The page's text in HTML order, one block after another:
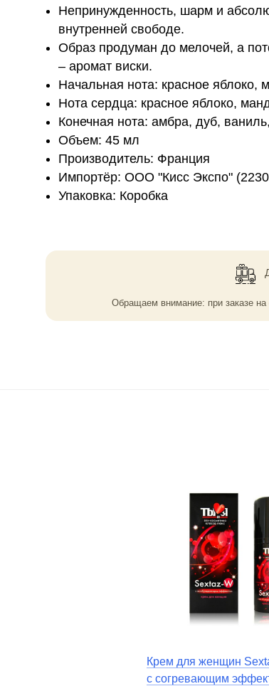
Непринужденность, шарм и
внутренней свободе.
Образ продуман до мелочей, а
– аромат виски.
Начальная нота: красное яблоко,
Нота сердца: красное яблоко,
Конечная нота: амбра, дуб,
Объем: 45 мл
Производитель: Франция
Импортёр: ОOО "Кисс Экспо"
Упаковка: Коробка
Обращаем внимание: при заказе
Крем для женщин
с согревающим